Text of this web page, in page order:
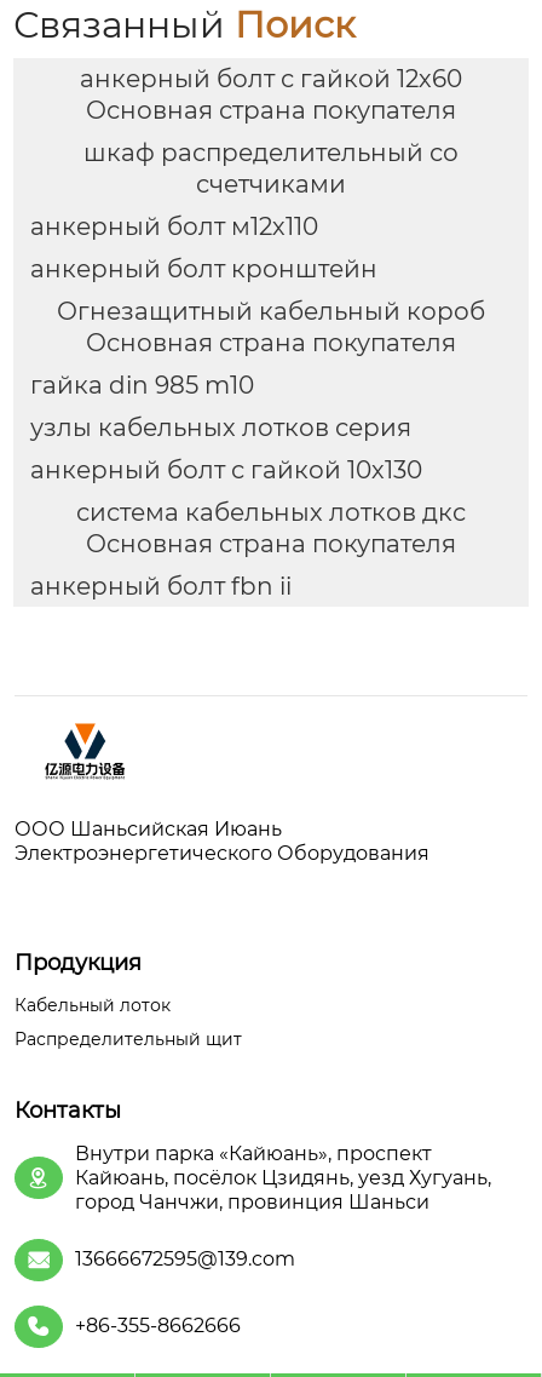
Связанный Поиск
анкерный болт с гайкой 12х60
Основная страна покупателя
шкаф распределительный со
счетчиками
анкерный болт м12х110
анкерный болт кронштейн
Огнезащитный кабельный короб
Основная страна покупателя
гайка din 985 m10
узлы кабельных лотков серия
анкерный болт с гайкой 10х130
система кабельных лотков дкс
Основная страна покупателя
анкерный болт fbn ii
ООО Шаньсийская Июань
Электроэнергетического Оборудования
Продукция
Кабельный лоток
Распределительный щит
Контакты

Внутри парка «Кайюань», проспект
Кайюань, посёлок Цзидянь, уезд Хугуань,
город Чанчжи, провинция Шаньси
 13666672595@139.com
 +86-355-8662666